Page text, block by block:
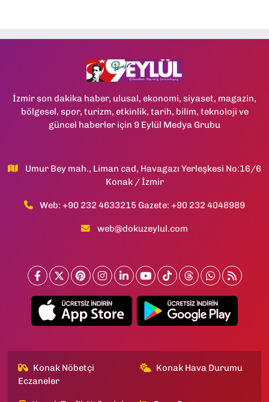
İzmir son dakika haber, ulusal, ekonomi, siyaset, magazin,
bölgesel, spor, turizm, etkinlik, tarih, bilim, teknoloji ve
güncel haberler için 9 Eylül Medya Grubu
Umur Bey mah., Liman cad, Havagazı Yerleşkesi No:16/6
Konak / İzmir
Web: +90 232 4633215 Gazete: +90 232 4048989
web@dokuzeylul.com
Konak Nöbetçi
Eczaneler
Konak Hava Durumu